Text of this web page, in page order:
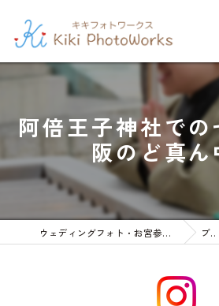
阿倍王子神社で
阪のど真ん
ウェディングフォト・お宮参りや七五三等のファミリーフォト ブログ